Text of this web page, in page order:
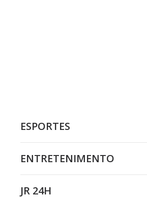
ESPORTES
ENTRETENIMENTO
JR 24H